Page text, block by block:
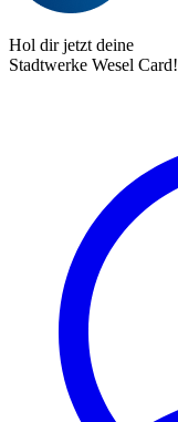
Hol dir jetzt deine
Stadtwerke Wesel Card!